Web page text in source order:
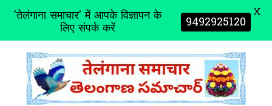
'तेलंगाना समाचार' में आपके विज्ञापन के
लिए संपर्क करें 9492925120 X